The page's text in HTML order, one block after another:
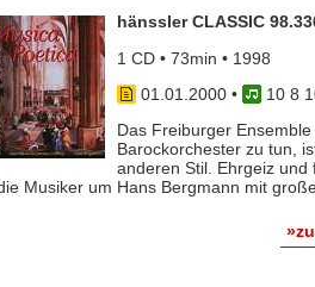
hänssler CLASSIC
1 CD • 73min • 1998
01.01.2000•
10 8
Das Freiburger
Barockorchester zu tun,
anderen Stil. Ehrgeiz
Musiker um Hans Bergmann mit